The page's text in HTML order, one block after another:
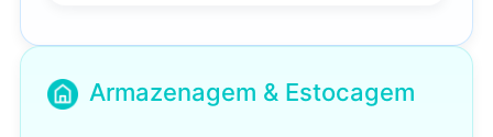
Armazenagem & Estocagem